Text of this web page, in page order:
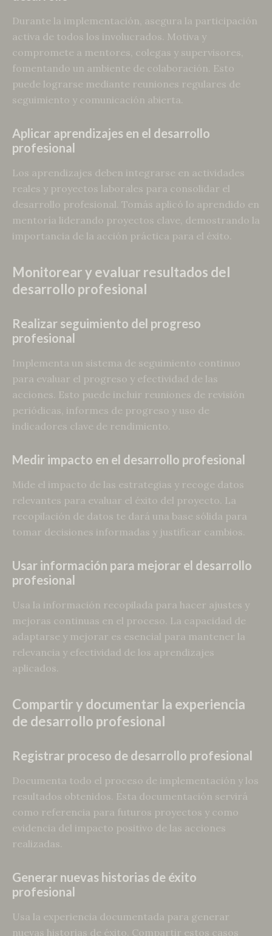
Durante la implementación, asegura la participación
activa de todos los involucrados. Motiva y
compromete a mentores, colegas y supervisores,
fomentando un ambiente de colaboración. Esto
puede lograrse mediante reuniones regulares de
seguimiento y comunicación abierta.
Aplicar aprendizajes en el desarrollo
profesional
Los aprendizajes deben integrarse en actividades
reales y proyectos laborales para consolidar el
desarrollo profesional. Tomás aplicó lo aprendido en
mentoría liderando proyectos clave, demostrando la
importancia de la acción práctica para el éxito.
Monitorear y evaluar resultados del
desarrollo profesional
Realizar seguimiento del progreso
profesional
Implementa un sistema de seguimiento continuo
para evaluar el progreso y efectividad de las
acciones. Esto puede incluir reuniones de revisión
periódicas, informes de progreso y uso de
indicadores clave de rendimiento.
Medir impacto en el desarrollo profesional
Mide el impacto de las estrategias y recoge datos
relevantes para evaluar el éxito del proyecto. La
recopilación de datos te dará una base sólida para
tomar decisiones informadas y justificar cambios.
Usar información para mejorar el desarrollo
profesional
Usa la información recopilada para hacer ajustes y
mejoras continuas en el proceso. La capacidad de
adaptarse y mejorar es esencial para mantener la
relevancia y efectividad de los aprendizajes
aplicados.
Compartir y documentar la experiencia
de desarrollo profesional
Registrar proceso de desarrollo profesional
Documenta todo el proceso de implementación y los
resultados obtenidos. Esta documentación servirá
como referencia para futuros proyectos y como
evidencia del impacto positivo de las acciones
realizadas.
Generar nuevas historias de éxito
profesional
Usa la experiencia documentada para generar
nuevas historias de éxito. Compartir estos casos